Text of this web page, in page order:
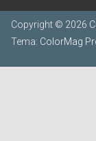
Copyright © 2026
Tema: ColorMag